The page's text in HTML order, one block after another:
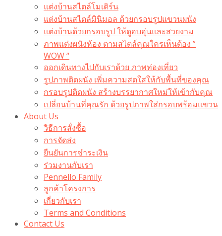
แต่งบ้านสไตล์โมเดิร์น
แต่งบ้านสไตล์มินิมอล ด้วยกรอบรูปแขวนผนัง
แต่งบ้านด้วยกรอบรูป ให้ดูอบอุ่นและสวยงาม
ภาพแต่งผนังห้อง ตามสไตล์คุณใครเห็นต้อง ”
WOW “
ออกเดินทางไปกับเราด้วย ภาพท่องเที่ยว
รูปภาพติดผนัง เพิ่มความสดใสให้กับพื้นที่ของคุณ
กรอบรูปติดผนัง สร้างบรรยากาศใหม่ให้เข้ากับคุณ
เปลี่ยนบ้านที่คุณรัก ด้วยรูปภาพใส่กรอบพร้อมแขวน​
About Us
วิธีการสั่งซื้อ
การจัดส่ง
ยืนยันการชำระเงิน
ร่วมงานกับเรา
Pennello Family
ลูกค้าโครงการ
เกี่ยวกับเรา
Terms and Conditions
Contact Us